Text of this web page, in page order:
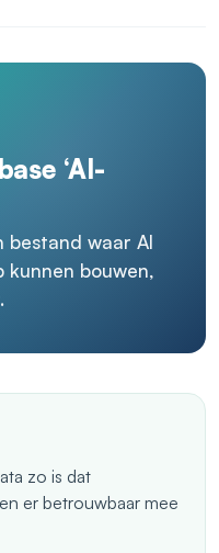
‘AI-
bestand waar AI
bouwen,
zo is dat
er betrouwbaar mee